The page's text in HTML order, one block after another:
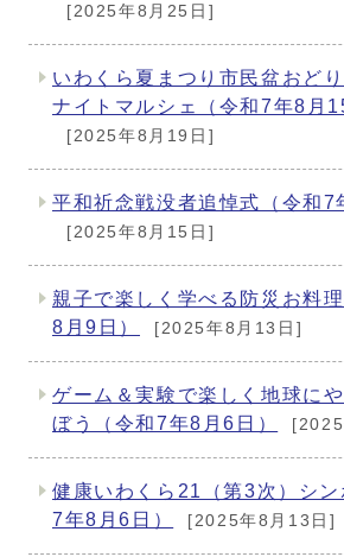
[2025年8月25日]
いわくら夏まつり市民盆おど
ナイトマルシェ（令和7年8月
[2025年8月19日]
平和祈念戦没者追悼式（令和7
[2025年8月15日]
親子で楽しく学べる防災お料
8月9日）
[2025年8月13日]
ゲーム＆実験で楽しく地球に
ぼう（令和7年8月6日）
健康いわくら21（第3次）シ
7年8月6日）
[2025年8月13日]